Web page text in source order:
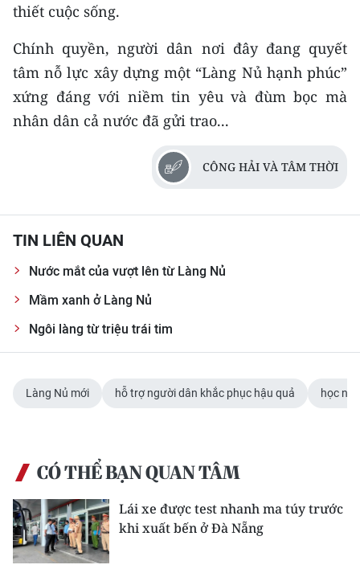
thiết cuộc sống.
Chính quyền, người dân nơi đây đang quyết
tâm nỗ lực xây dựng một “Làng Nủ hạnh phúc”
xứng đáng với niềm tin yêu và đùm bọc mà
nhân dân cả nước đã gửi trao...
CÔNG HẢI VÀ TÂM THỜI
TIN LIÊN QUAN
Nước mắt của vượt lên từ Làng Nủ
Mầm xanh ở Làng Nủ
Ngôi làng từ triệu trái tim
Làng Nủ mới hỗ trợ người dân khắc phục hậu quả học
CÓ THỂ BẠN QUAN TÂM
Lái xe được test nhanh ma túy trước
khi xuất bến ở Đà Nẵng